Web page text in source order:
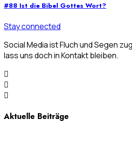
#88 Ist die Bibel Gottes Wort?
Stay connected
Social Media ist Fluch und Segen
lass uns doch in Kontakt bleiben.
Aktuelle Beiträge